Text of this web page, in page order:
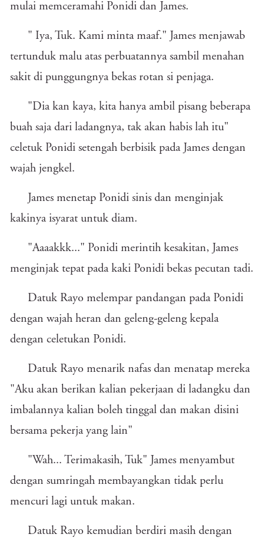
mulai memceramahi Ponidi dan James.
" Iya, Tuk. Kami minta maaf." James menjawab
tertunduk malu atas perbuatannya sambil menahan
sakit di punggungnya bekas rotan si penjaga.
"Dia kan kaya, kita hanya ambil pisang beberapa
buah saja dari ladangnya, tak akan habis lah itu"
celetuk Ponidi setengah berbisik pada James dengan
wajah jengkel.
James menetap Ponidi sinis dan menginjak
kakinya isyarat untuk diam.
"Aaaakkk..." Ponidi merintih kesakitan, James
menginjak tepat pada kaki Ponidi bekas pecutan tadi.
Datuk Rayo melempar pandangan pada Ponidi
dengan wajah heran dan geleng-geleng kepala
dengan celetukan Ponidi.
Datuk Rayo menarik nafas dan menatap mereka
"Aku akan berikan kalian pekerjaan di ladangku dan
imbalannya kalian boleh tinggal dan makan disini
bersama pekerja yang lain"
"Wah... Terimakasih, Tuk" James menyambut
dengan sumringah membayangkan tidak perlu
mencuri lagi untuk makan.
Datuk Rayo kemudian berdiri masih dengan